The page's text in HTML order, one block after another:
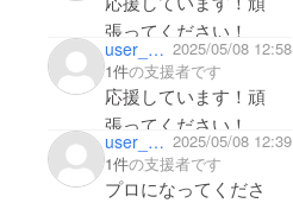
張ってください！
user_beb8fd0977d4 2025/05/08 12:58
1件の支援者です
応援しています！頑
張ってください！
user_e49448943ee4 2025/05/08 12:39
1件の支援者です
プロになってくださ